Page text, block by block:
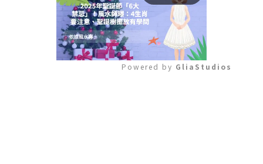
Powered by GliaStudios